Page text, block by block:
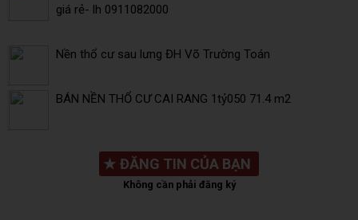
giá rẻ- lh 0911082000
Nền thổ cư sau lưng ĐH Võ Trường Toán
BÁN NỀN THỔ CƯ CAI RANG 1tỷ050 71.4 m2
★ ĐĂNG TIN CỦA BẠN
Không cần phải đăng ký